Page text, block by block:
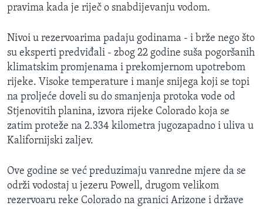
pravima kada je riječ o snabdijevanju vodom.
Nivoi u rezervoarima padaju godinama - i brže nego što
su eksperti predviđali - zbog 22 godine suša pogoršanih
klimatskim promjenama i prekomjernom upotrebom
rijeke. Visoke temperature i manje snijega koji se topi
na proljeće doveli su do smanjenja protoka vode od
Stjenovitih planina, izvora rijeke Colorado koja se
zatim proteže na 2.334 kilometra jugozapadno i uliva u
Kalifornijski zaljev.
Ove godine se već preduzimaju vanredne mjere da se
održi vodostaj u jezeru Powell, drugom velikom
rezervoaru reke Colorado na granici Arizone i države